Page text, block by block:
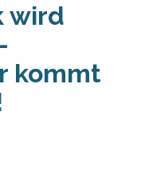
wird
kommt